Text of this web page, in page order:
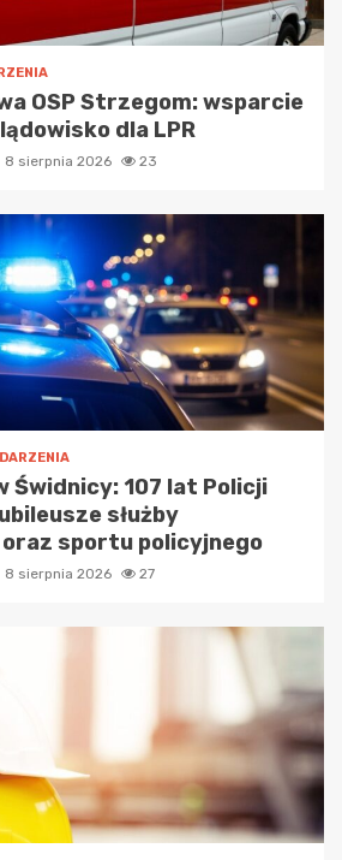
OSP Strzegom: wsparcie
dla LPR
8 sierpnia 2026 23
Świdnicy: 107 lat Policji
służby
sportu policyjnego
8 sierpnia 2026 27